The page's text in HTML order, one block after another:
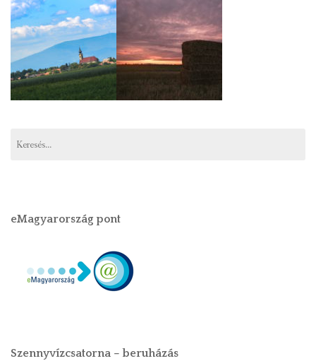
eMagyarország pont
Szennyvízcsatorna – beruházás